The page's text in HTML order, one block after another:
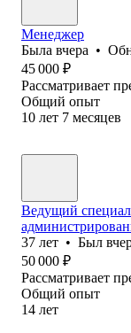
Менеджер
Была вчера •
45 000 ₽
Рассматривает
Общий опыт
10 лет 7 месяцев
Ведущий
37 лет • Был
50 000 ₽
Рассматривает
Общий опыт
14 лет